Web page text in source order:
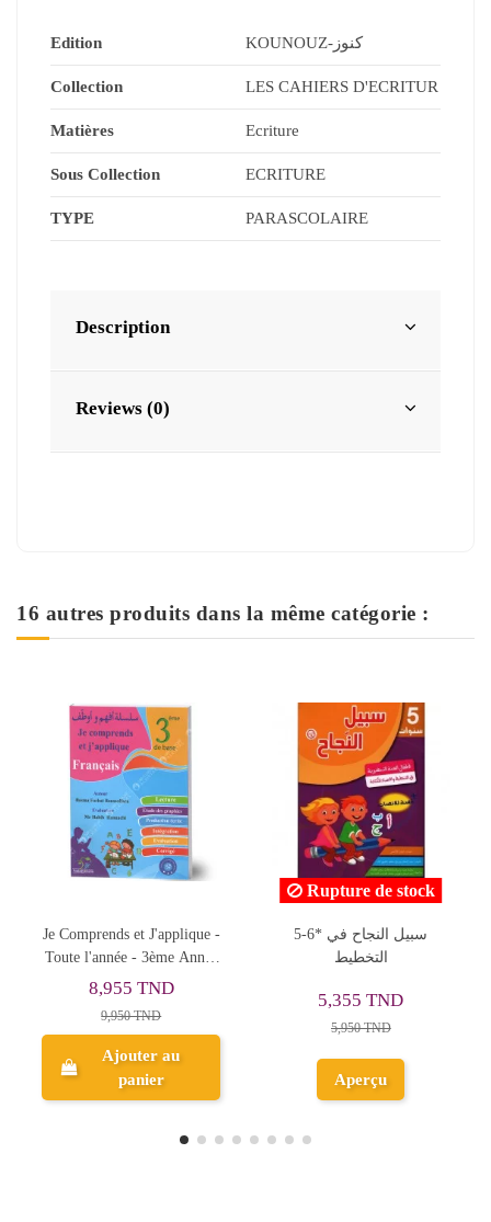
Edition KOUNOUZ-كنوز
Collection LES CAHIERS D'ECRITUR
Matières Ecriture
Sous Collection ECRITURE
TYPE PARASCOLAIRE
Description
Reviews (0)
16 autres produits dans la même catégorie :
5-6* سبيل النجاح في
التخطيط
5,355 TND
Aperçu
نور التيسير - الثلاثي الاول -
11,950 TND
Ajouter au
panier